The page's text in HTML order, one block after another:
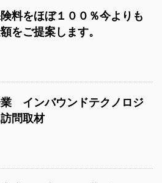
料をほぼ１００％今よりも
をご提案します。
インバウンドテクノロジ
問取材